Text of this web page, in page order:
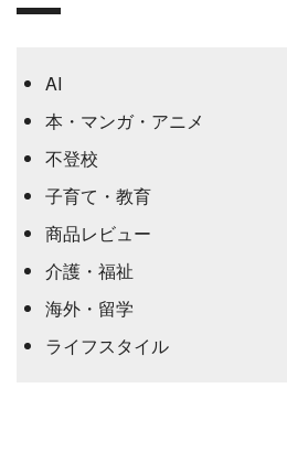
AI
本・マンガ・アニメ
不登校
子育て・教育
商品レビュー
介護・福祉
海外・留学
ライフスタイル